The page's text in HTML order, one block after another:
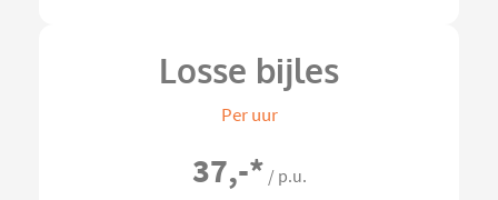
Losse bijles
Per uur
37,-* / p.u.